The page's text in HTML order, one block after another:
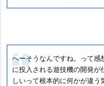
へーそうなんですね。って
に投入される遊技機の開発
しいって根本的に何かが違